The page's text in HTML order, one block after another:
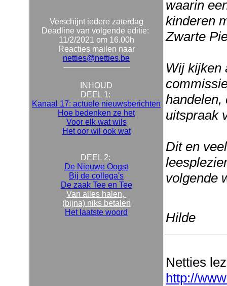
Verschijnt iedere zaterdag
Deadline van volgende editie:
11/2/2021 om 16.00h
Reacties mailen naar
netties@netties.be
INHOUD
DEEL 1:
Kanaal 17: actuele nieuwsberichten
Hoe bedenken ze het
Voor elk wat wils
Het oor wil ook wat
DEEL 2:
De Nieuwe Oogst
Bij de collega's
De zaak Tee en Tee
Van alles halen,
(bijna) niks betalen
Het laatste woord
waarin
kinderen
Zwarte
Wij kijken
handelen,
uitspraak
Dit en
volgende
Hilde
Netties
http://